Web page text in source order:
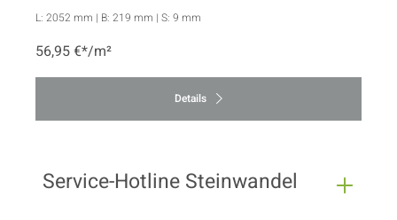
L: 2052 mm | B: 219 mm | S: 9 mm
56,95 €*/m²
Details
Service-Hotline Steinwandel